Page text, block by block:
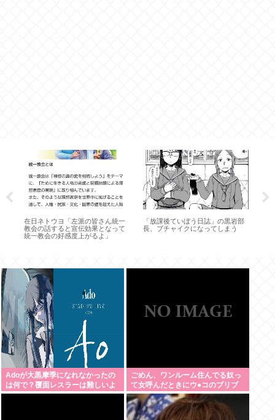
在日ネトウヨ「左派の皆さん統一
教会の話すると宣伝効果となって
統一教会の好感度上がるよ」
「放課後ていぼう日誌」の黒岩部
長、ブチャイクになってしまう
Adoが大黒摩季になれなかったの
は何で？覆面レスラーは難しいよ
ね
ごめん、ワンルーム住んでる奴っ
て女呼んだときにウ●コのブリブ
リ音どうしてんの？？